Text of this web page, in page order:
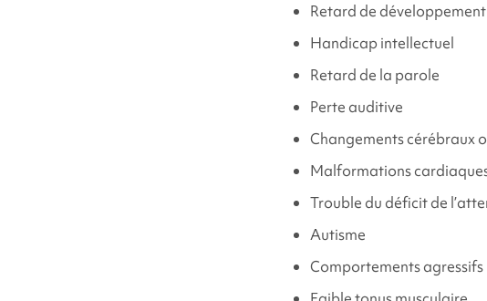
Retard de développement
Handicap intellectuel
Retard de la parole
Perte auditive
Changements cérébraux
Malformations
Trouble du déficit de
Autisme
Comportements agressifs